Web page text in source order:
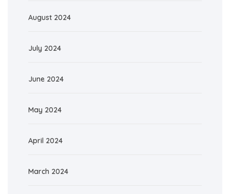
August 2024
July 2024
June 2024
May 2024
April 2024
March 2024